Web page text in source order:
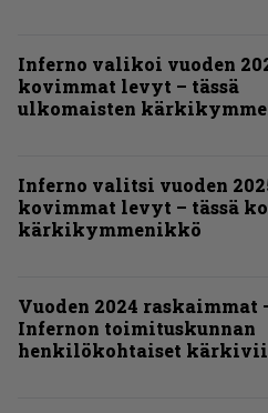
Inferno valikoi vuoden
kovimmat levyt – tässä
ulkomaisten
Inferno valitsi vuoden
kovimmat levyt – tässä
kärkikymmenikkö
Vuoden 2024 raskaimmat
Infernon toimituskunnan
henkilökohtaiset